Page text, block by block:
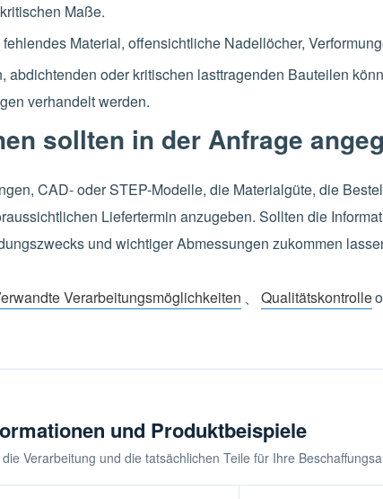
Maße.
Material, offensichtliche Nadellöcher,
abdichtenden oder kritischen lasttragenden Bauteilen
verhandelt werden.
sollten in der Anfrage
CAD- oder STEP-Modelle, die Materialgüte, die
Liefertermin anzugeben. Sollten die
und wichtiger Abmessungen zukommen
Verarbeitungsmöglichkeiten 、 Qualitätskontrolle
und Produktbeispiele
Verarbeitung und die tatsächlichen Teile für Ihre